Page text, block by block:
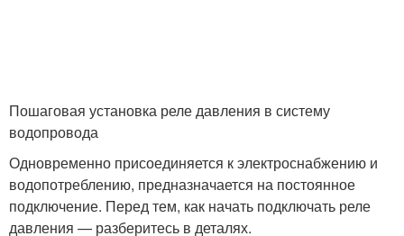
Пошаговая установка реле давления в систему
водопровода
Одновременно присоединяется к электроснабжению и
водопотреблению, предназначается на постоянное
подключение. Перед тем, как начать подключать реле
давления — разберитесь в деталях.